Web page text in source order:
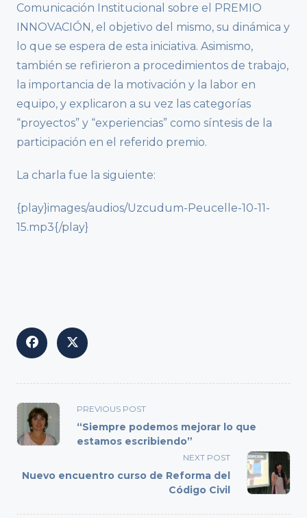
Comunicación Institucional sobre el PREMIO
INNOVACIÓN, el objetivo del mismo, su dinámica y
lo que se espera de esta iniciativa. Asimismo,
también se refirieron a procedimientos de trabajo,
la importancia de la motivación y la labor en
equipo, y explicaron a su vez las categorías
“proyectos” y “experiencias” como síntesis de la
participación en el referido premio.
La charla fue la siguiente:
{play}images/audios/Uzcudum-Peucelle-10-11-
15.mp3{/play}
<span
class="nav-
subtitle
reader-
PREVIOUS POST
“Siempre podemos mejorar lo que
estamos escribiendo”
NEXT POST
Nuevo encuentro curso de Reforma del
Código Civil